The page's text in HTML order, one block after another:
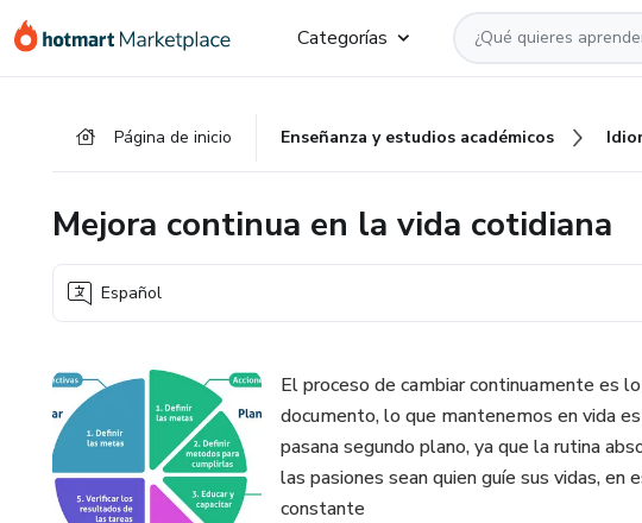
Categorías
Página de inicio Enseñanza y estudios académicos
Mejora continua en la vida cotidiana
Español
El proceso de cambiar continuamente es
documento, lo que mantenemos en vida
pasana segundo plano, ya que la rutina
las pasiones sean quien guíe sus vidas,
constante